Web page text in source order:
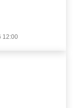
12:00